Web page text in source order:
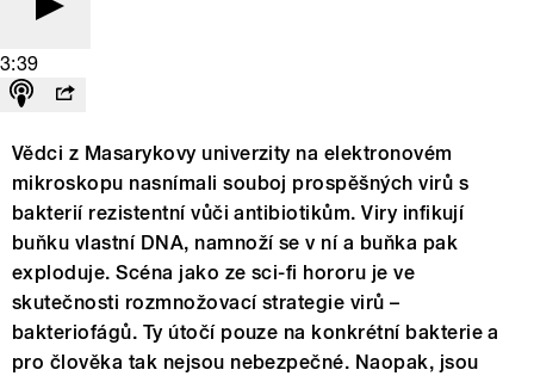
3:39
Vědci z Masarykovy univerzity na elektronovém
mikroskopu nasnímali souboj prospěšných virů s
bakterií rezistentní vůči antibiotikům. Viry infikují
buňku vlastní DNA, namnoží se v ní a buňka pak
exploduje. Scéna jako ze sci-fi hororu je ve
skutečnosti rozmnožovací strategie virů –
bakteriofágů. Ty útočí pouze na konkrétní bakterie a
pro člověka tak nejsou nebezpečné. Naopak, jsou